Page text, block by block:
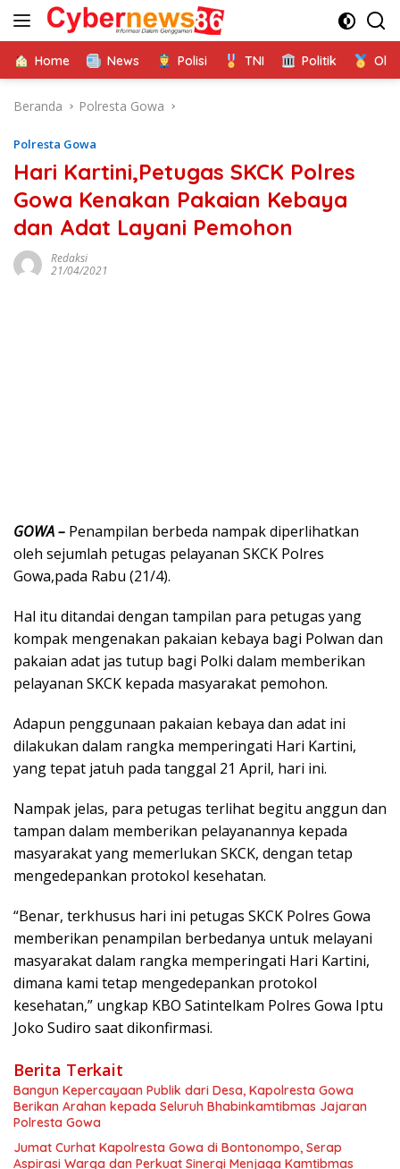
Langsung
Home News Polisi TNI Politik
Beranda Polresta Gowa
Polresta Gowa
Hari Kartini,Petugas SKCK Polres
Gowa Kenakan Pakaian Kebaya
dan Adat Layani Pemohon
Redaksi
21/04/2021
GOWA – Penampilan berbeda nampak diperlihatkan
oleh sejumlah petugas pelayanan SKCK Polres
Gowa,pada Rabu (21/4).
Hal itu ditandai dengan tampilan para petugas yang
kompak mengenakan pakaian kebaya bagi Polwan dan
pakaian adat jas tutup bagi Polki dalam memberikan
pelayanan SKCK kepada masyarakat pemohon.
Adapun penggunaan pakaian kebaya dan adat ini
dilakukan dalam rangka memperingati Hari Kartini,
yang tepat jatuh pada tanggal 21 April, hari ini.
Nampak jelas, para petugas terlihat begitu anggun dan
tampan dalam memberikan pelayanannya kepada
masyarakat yang memerlukan SKCK, dengan tetap
mengedepankan protokol kesehatan.
“Benar, terkhusus hari ini petugas SKCK Polres Gowa
memberikan penampilan berbedanya untuk melayani
masyarakat dalam rangka memperingati Hari Kartini,
dimana kami tetap mengedepankan protokol
kesehatan,” ungkap KBO Satintelkam Polres Gowa Iptu
Joko Sudiro saat dikonfirmasi.
Berita Terkait
Bangun Kepercayaan Publik dari Desa, Kapolresta Gowa
Berikan Arahan kepada Seluruh Bhabinkamtibmas Jajaran
Polresta Gowa
Jumat Curhat Kapolresta Gowa di Bontonompo, Serap
Aspirasi Warga dan Perkuat Sinergi Menjaga Kamtibmas